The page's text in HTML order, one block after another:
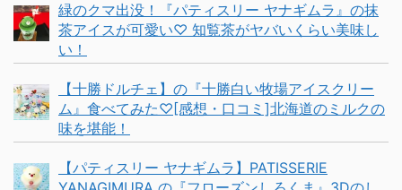
緑のクマ出没！『パティスリー ヤナギムラ』の抹
茶アイスが可愛い♡ 知覧茶がヤバいくらい美味し
い！
【十勝ドルチェ】の『十勝白い牧場アイスクリー
ム』食べてみた♡[感想・口コミ]北海道のミルクの
味を堪能！
【パティスリー ヤナギムラ】PATISSERIE